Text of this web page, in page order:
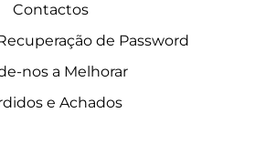
Contactos
de Password
nos a Melhorar
e Achados